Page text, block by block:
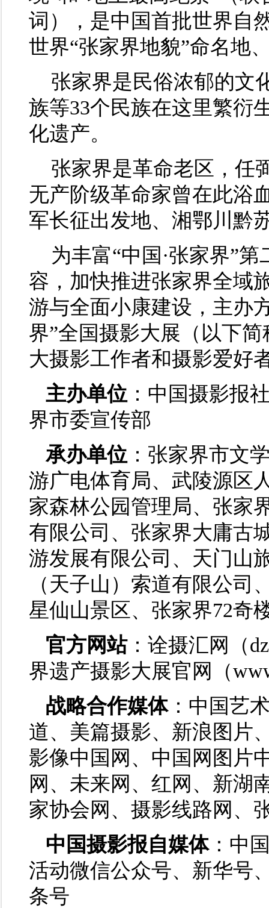
词），是中国首批世界自
世界“张家界地貌”命名地
张家界是民俗浓郁的文
族等33个民族在这里繁衍
化遗产。
张家界是革命老区，任
无产阶级革命家曾在此浴
军长征出发地、湘鄂川黔
为丰富“中国·张家界”
容，加快推进张家界全域
游与全面小康建设，主办
界”全国摄影大展（以下
大摄影工作者和摄影爱好
主办单位 ：中国摄影报
界市委宣传部
承办单位 ：张家界市文
游广电体育局、武陵源区
家森林公园管理局、张家
有限公司、张家界大庸古
游发展有限公司、天门山
（天子山）索道有限公
星仙山景区、张家界72奇
官方网站：诠摄汇网（
界遗产摄影大展官网（
战略合作媒体：中国艺
道、美篇摄影、新浪图片
影像中国网、中国网图片
网、未来网、红网、新湖
家协会网、摄影线路网、
中国摄影报自媒体：中
活动微信公众号、新华号
条号